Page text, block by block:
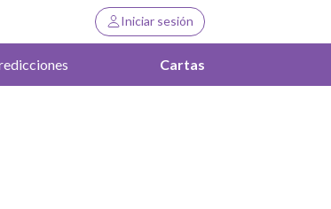
Iniciar sesión
Cartas